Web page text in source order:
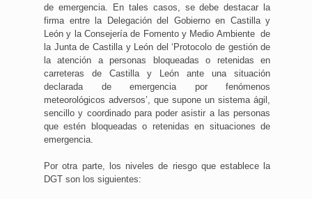
de emergencia. En tales casos, se debe destacar la
firma entre la Delegación del Gobierno en Castilla y
León y la Consejería de Fomento y Medio Ambiente de
la Junta de Castilla y León del ‘Protocolo de gestión de
la atención a personas bloqueadas o retenidas en
carreteras de Castilla y León ante una situación
declarada de emergencia por fenómenos
meteorológicos adversos’, que supone un sistema ágil,
sencillo y coordinado para poder asistir a las personas
que estén bloqueadas o retenidas en situaciones de
emergencia.
Por otra parte, los niveles de riesgo que establece la
DGT son los siguientes: